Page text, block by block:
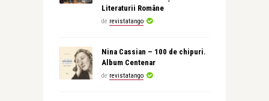
Literaturii Române
de revistatango
Nina Cassian – 100 de chipuri.
Album Centenar
de revistatango